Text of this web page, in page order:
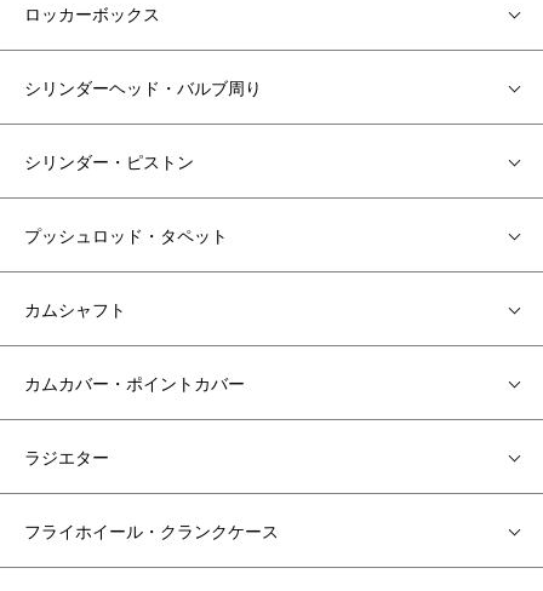
ロッカーボックス
シリンダーヘッド・バルブ周り
シリンダー・ピストン
プッシュロッド・タペット
カムシャフト
カムカバー・ポイントカバー
ラジエター
フライホイール・クランクケース